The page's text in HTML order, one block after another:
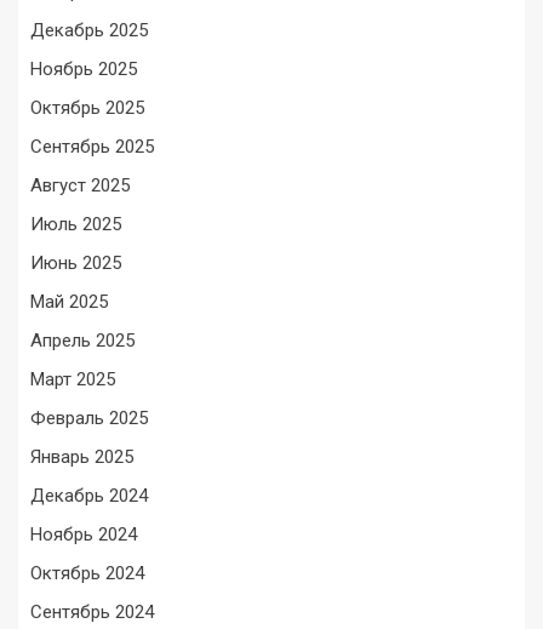
Декабрь 2025
Ноябрь 2025
Октябрь 2025
Сентябрь 2025
Август 2025
Июль 2025
Июнь 2025
Май 2025
Апрель 2025
Март 2025
Февраль 2025
Январь 2025
Декабрь 2024
Ноябрь 2024
Октябрь 2024
Сентябрь 2024